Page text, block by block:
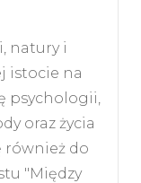
natury i
istocie na
psychologii,
oraz życia
również do
"Między